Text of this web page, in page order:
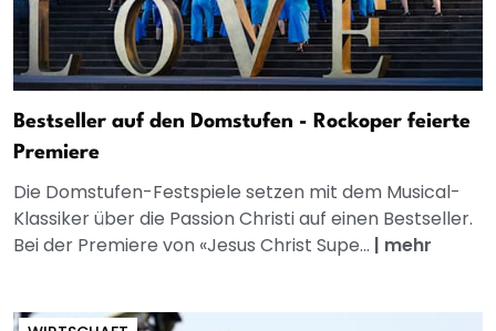
Bestseller auf den Domstufen - Rockoper feierte
Premiere
Die Domstufen-Festspiele setzen mit dem Musical-
Klassiker über die Passion Christi auf einen Bestseller.
Bei der Premiere von «Jesus Christ Supe... | mehr